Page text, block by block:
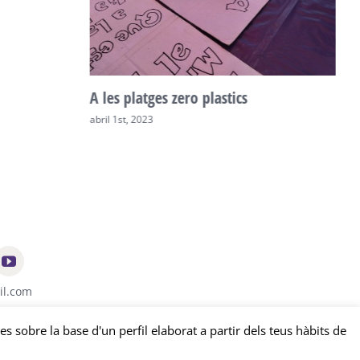
A les platges zero plastics
abril 1st, 2023
sobre la base d'un perfil elaborat a partir dels teus hàbits de